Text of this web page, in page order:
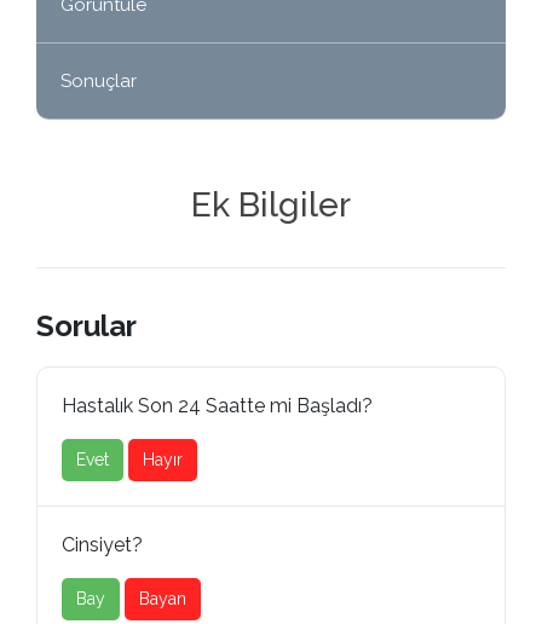
Görüntüle
Sonuçlar
Ek Bilgiler
Sorular
Hastalık Son 24 Saatte mi Başladı?
Evet Hayır
Cinsiyet?
Bay Bayan